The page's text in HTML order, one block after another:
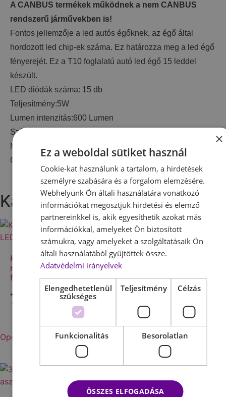
A CANBUS termékek működnek a nem CANBUS
rendszerű járművekben is!
Fontos jellemzője a led autós égőknek, az égő által
hordozott led chip-ek száma. Ez határozza meg a led égő
fényerejét. Ez a T10 foglalatú autó led égő 15 leddel
készült.
LED diódák száma: 15 db
Teljesítmény:5W
Lumen intenzitás:600 Lumen
Színhőmérséklet: 6000K
Működési feszültség: DC 9V-14
Garancia: 12 hónap
Kapcsolódó termékek
Karácsonyi
motívumos LED csillag
fényfüzér
7490 Ft
Opciók választása
LED fényfüggöny 3×2
m
7290Ft
Opciók választása
×
Ez a weboldal sütiket használ
Cookie-kat használunk a tartalom, a hirdetések
személyre szabására és a forgalom elemzésére.
Webhelyünk Ön általi használatára vonatkozó
információkat megosztjuk hirdetési és elemző
partnereinkkel is, akik egyesíthetik azokat más
információkkal, amelyeket Ön biztosított
számukra, vagy amelyeket a szolgáltatásaik Ön
általi használatából gyűjtöttek össze.
Adatvédelmi irányelvek
Elengedhetetlenül
szükséges
Teljesítmény Célzás
Funkcionalitás Besorolatlan
ÖSSZES ELFOGADÁSA